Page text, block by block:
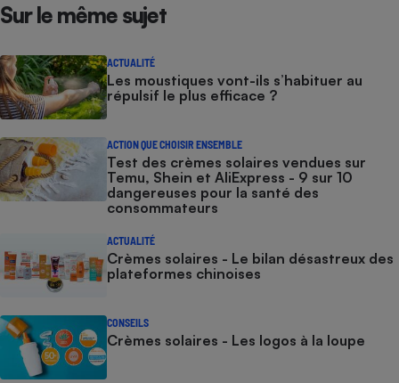
Sur le même sujet
ACTUALITÉ
Les moustiques vont-ils s’habituer au
répulsif le plus efficace ?
ACTION QUE CHOISIR ENSEMBLE
Test des crèmes solaires vendues sur
Temu, Shein et AliExpress - 9 sur 10
dangereuses pour la santé des
consommateurs
ACTUALITÉ
Crèmes solaires - Le bilan désastreux des
plateformes chinoises
CONSEILS
Crèmes solaires - Les logos à la loupe